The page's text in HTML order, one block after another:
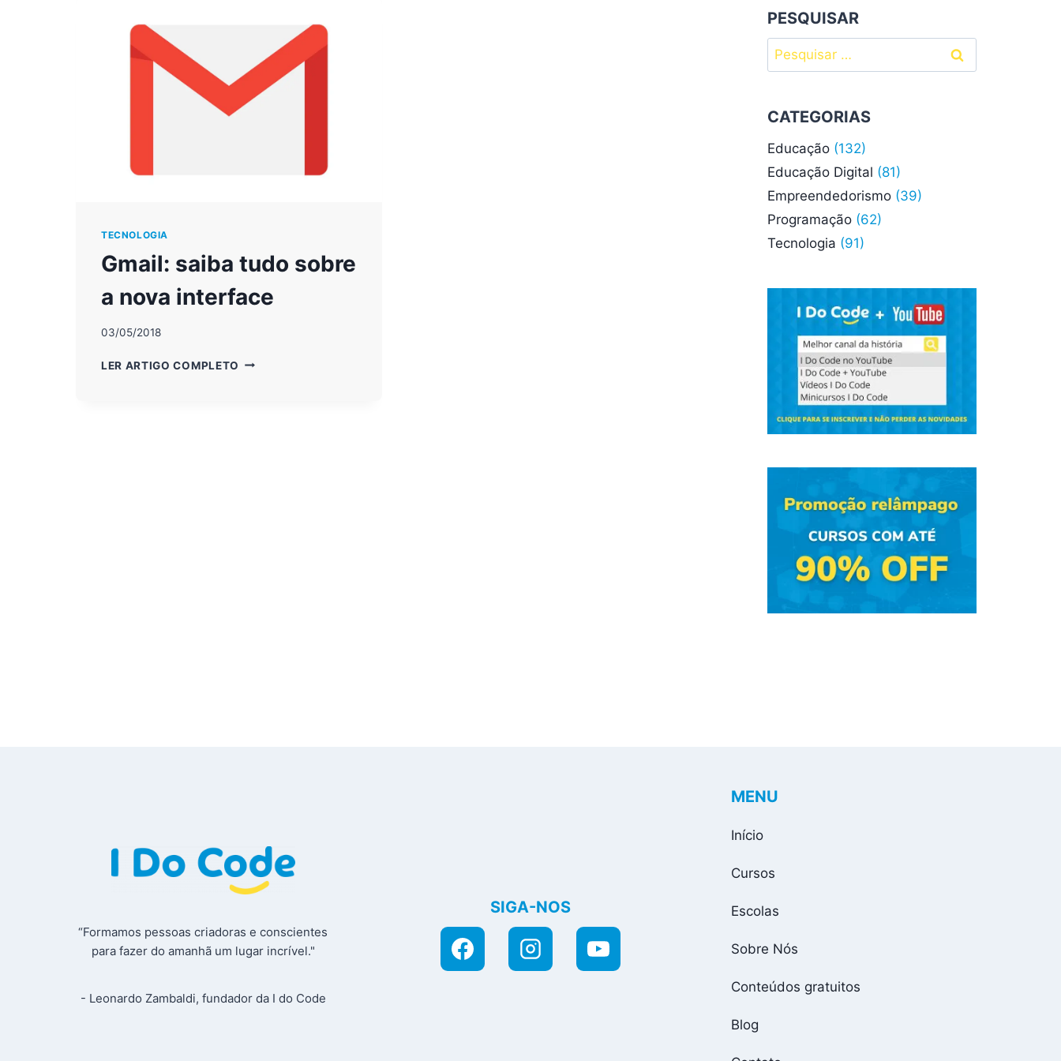
TECNOLOGIA
Gmail: saiba tudo sobre
a nova interface
03/05/2018
LER ARTIGO COMPLETO GMAIL:
PESQUISAR
Pesquisar
por:
CATEGORIAS
Educação(132)
Educação Digital (81)
Empreendedorismo(39)
Programação(62)
Tecnologia (91)
“Formamos pessoas criadoras e conscientes
para fazer do amanhã um lugar incrível."
- Leonardo Zambaldi, fundador da I do Code
SIGA-NOS
MENU
Início
Cursos
Escolas
Sobre Nós
Conteúdos gratuitos
Blog